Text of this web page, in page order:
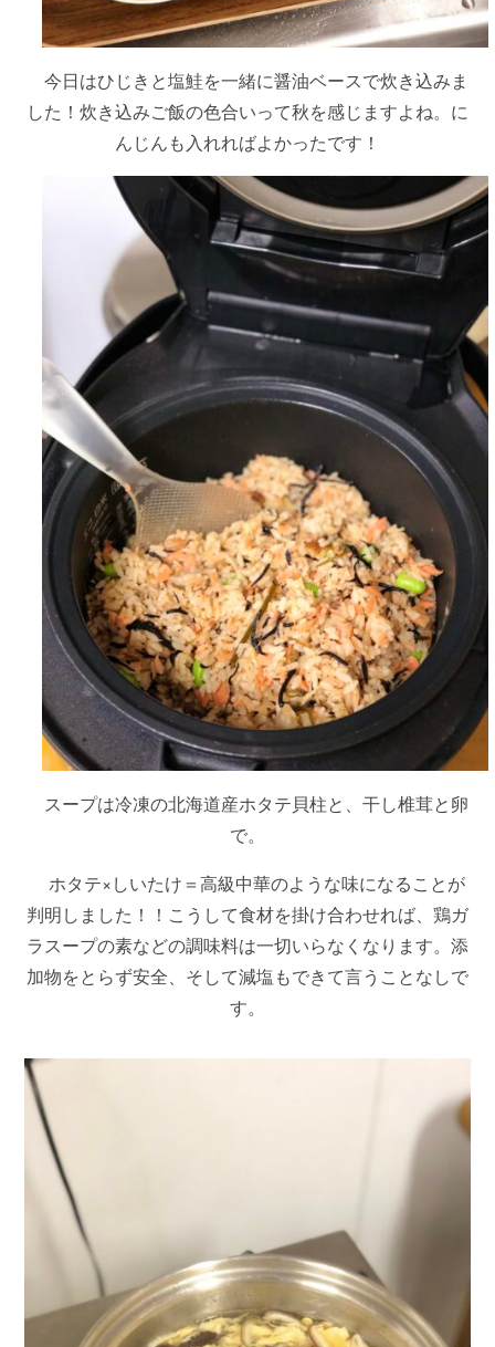
今日はひじきと塩鮭を一緒に醤油ベースで炊き込みま
した！炊き込みご飯の色合いって秋を感じますよね。に
んじんも入れればよかったです！
スープは冷凍の北海道産ホタテ貝柱と、干し椎茸と卵
で。
ホタテ×しいたけ＝高級中華のような味になることが
判明しました！！こうして食材を掛け合わせれば、鶏ガ
ラスープの素などの調味料は一切いらなくなります。添
加物をとらず安全、そして減塩もできて言うことなしで
す。